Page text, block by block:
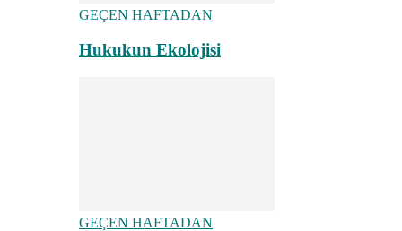
GEÇEN HAFTADAN
Hukukun Ekolojisi
GEÇEN HAFTADAN